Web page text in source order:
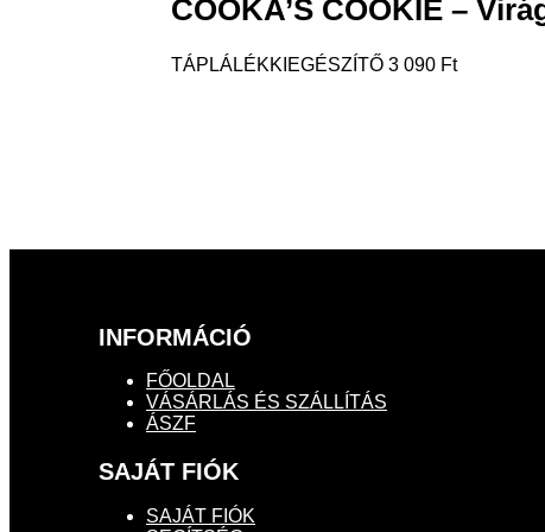
COOKA’S COOKIE –
TÁPLÁLÉKKIEGÉSZÍTŐ 3 090 Ft
INFORMÁCIÓ
FŐOLDAL
VÁSÁRLÁS ÉS SZÁLLÍTÁS
ÁSZF
SAJÁT FIÓK
SAJÁT FIÓK